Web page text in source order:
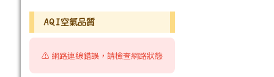
AQI空氣品質
⚠️ 網路連線錯誤，請檢查網路狀態